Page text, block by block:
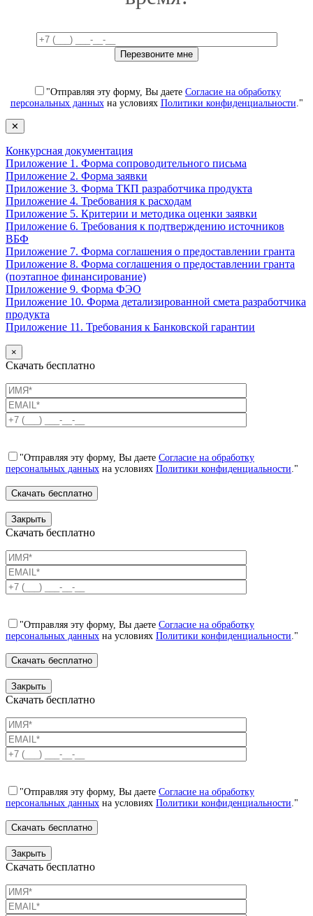
"Отправляя эту форму, Вы даете Согласие на обработку
персональных данныхна условиях Политики конфиденциальности ."
✕
Конкурсная документация
Приложение 1. Форма сопроводительного письма
Приложение 2. Форма заявки
Приложение 3. Форма ТКП разработчика продукта
Приложение 4. Требования к расходам
Приложение 5. Критерии и методика оценки заявки
Приложение 6. Требования к подтверждению источников
ВБФ
Приложение 7. Форма соглашения о предоставлении гранта
Приложение 8. Форма соглашения о предоставлении гранта
(поэтапное финансирование)
Приложение 9. Форма ФЭО
Приложение 10. Форма детализированной смета разработчика
продукта
Приложение 11. Требования к Банковской гарантии
×
Скачать бесплатно
"Отправляя эту форму, Вы даете Согласие на обработку
персональных данных на условиях Политики конфиденциальности ."
Закрыть
Скачать бесплатно
"Отправляя эту форму, Вы даете Согласие на обработку
персональных данных на условиях Политики конфиденциальности ."
Закрыть
Скачать бесплатно
"Отправляя эту форму, Вы даете Согласие на обработку
персональных данных на условиях Политики конфиденциальности ."
Закрыть
Скачать бесплатно